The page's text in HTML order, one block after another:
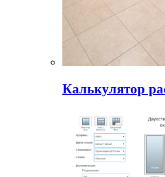
Калькулятор